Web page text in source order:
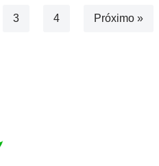
3 4 Próximo »